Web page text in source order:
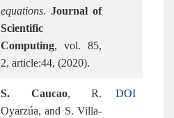
equations. Journal of
Scientific
Computing, vol. 85,
2, article:44, (2020).
S. Caucao, R.
Oyarzúa, and S. Villa-
DOI